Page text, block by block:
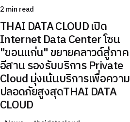
2 min read
THAI DATA CLOUD เปิด
Internet Data Center โซน
"ขอนแก่น" ขยายคลาวด์สู่ภาค
อีสาน รองรับบริการ Private
Cloud มุ่งเน้นบริการเพื่อความ
ปลอดภัยสูงสุดTHAI DATA
CLOUD